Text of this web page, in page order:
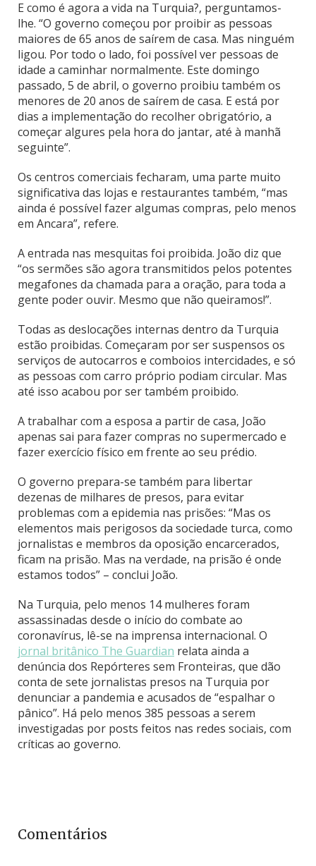
E como é agora a vida na Turquia?, perguntamos-
lhe. “O governo começou por proibir as pessoas
maiores de 65 anos de saírem de casa. Mas ninguém
ligou. Por todo o lado, foi possível ver pessoas de
idade a caminhar normalmente. Este domingo
passado, 5 de abril, o governo proibiu também os
menores de 20 anos de saírem de casa. E está por
dias a implementação do recolher obrigatório, a
começar algures pela hora do jantar, até à manhã
seguinte”.
Os centros comerciais fecharam, uma parte muito
significativa das lojas e restaurantes também, “mas
ainda é possível fazer algumas compras, pelo menos
em Ancara”, refere.
A entrada nas mesquitas foi proibida. João diz que
“os sermões são agora transmitidos pelos potentes
megafones da chamada para a oração, para toda a
gente poder ouvir. Mesmo que não queiramos!”.
Todas as deslocações internas dentro da Turquia
estão proibidas. Começaram por ser suspensos os
serviços de autocarros e comboios intercidades, e só
as pessoas com carro próprio podiam circular. Mas
até isso acabou por ser também proibido.
A trabalhar com a esposa a partir de casa, João
apenas sai para fazer compras no supermercado e
fazer exercício físico em frente ao seu prédio.
O governo prepara-se também para libertar
dezenas de milhares de presos, para evitar
problemas com a epidemia nas prisões: “Mas os
elementos mais perigosos da sociedade turca, como
jornalistas e membros da oposição encarcerados,
ficam na prisão. Mas na verdade, na prisão é onde
estamos todos” – conclui João.
Na Turquia, pelo menos 14 mulheres foram
assassinadas desde o início do combate ao
coronavírus, lê-se na imprensa internacional. O
jornal britânico The Guardian relata ainda a
denúncia dos Repórteres sem Fronteiras, que dão
conta de sete jornalistas presos na Turquia por
denunciar a pandemia e acusados ​​de “espalhar o
pânico”. Há pelo menos 385 pessoas a serem
investigadas por posts feitos nas redes sociais, com
críticas ao governo.
Comentários